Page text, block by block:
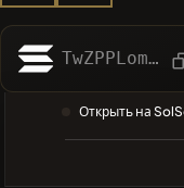
TwZPPLomymGXXR2z9hERFxA6BfPH16jVyZKQ4DQmoon
Открыть на